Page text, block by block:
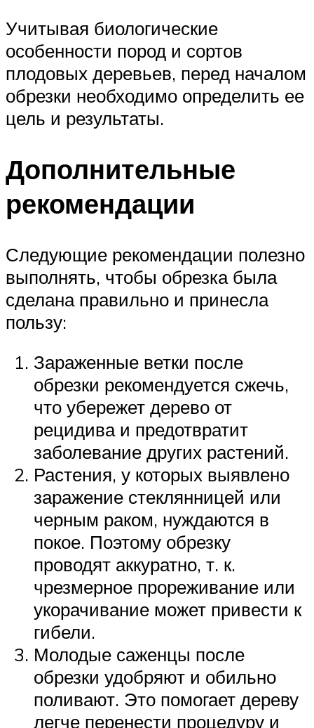
Учитывая биологические
особенности пород и сортов
плодовых деревьев, перед началом
обрезки необходимо определить ее
цель и результаты.
Дополнительные
рекомендации
Следующие рекомендации полезно
выполнять, чтобы обрезка была
сделана правильно и принесла
пользу:
Зараженные ветки после
обрезки рекомендуется сжечь,
что убережет дерево от
рецидива и предотвратит
заболевание других растений.
Растения, у которых выявлено
заражение стеклянницей или
черным раком, нуждаются в
покое. Поэтому обрезку
проводят аккуратно, т. к.
чрезмерное прореживание или
укорачивание может привести к
гибели.
Молодые саженцы после
обрезки удобряют и обильно
поливают. Это помогает дереву
легче перенести процедуру и